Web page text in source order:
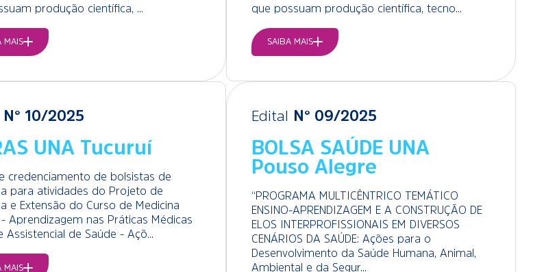
produção científica, ...
MAIS
que possuam produção científica, tecno...
SAIBA MAIS
N° 10/2025
UNA Tucuruí
credenciamento de bolsistas de
para atividades do Projeto de
e Extensão do Curso de Medicina
- Aprendizagem nas Práticas Médicas
Assistencial de Saúde - Açõ...
MAIS
Edital N° 09/2025
BOLSA SAÚDE UNA
Pouso Alegre
“PROGRAMA MULTICÊNTRICO TEMÁTICO
ENSINO-APRENDIZAGEM E A CONSTRUÇÃO DE
ELOS INTERPROFISSIONAIS EM DIVERSOS
CENÁRIOS DA SAÚDE: Ações para o
Desenvolvimento da Saúde Humana, Animal,
Ambiental e da Segur...